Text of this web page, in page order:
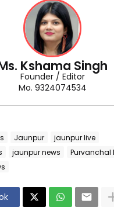
Kshama Singh
Founder / Editor
Mo. 9324074534
Jaunpur
jaunpur live
jaunpur news Purvanchal